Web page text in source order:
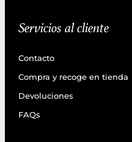
Servicios al cliente
Contacto
Compra y recoge en tienda
Devoluciones
FAQs